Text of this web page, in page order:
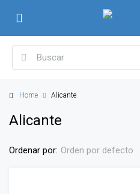
Home Alicante
Alicante
Ordenar por: Orden por defecto